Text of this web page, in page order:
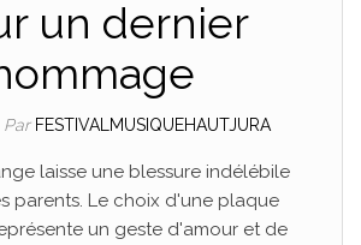
un dernier
Par FESTIVALMUSIQUEHAUTJURA
laisse une blessure indélébile
parents. Le choix d'une plaque
un geste d'amour et de